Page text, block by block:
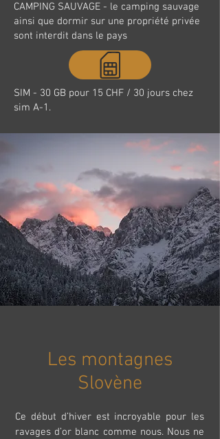
CAMPING SAUVAGE - le camping sauvage
ainsi que dormir sur une propriété privée
sont interdit dans le pays
SIM - 30 GB pour 15 CHF / 30 jours chez
sim A-1.
Les montagnes
Slovène
Ce début d’hiver est incroyable pour les
ravages d’or blanc comme nous. Nous ne